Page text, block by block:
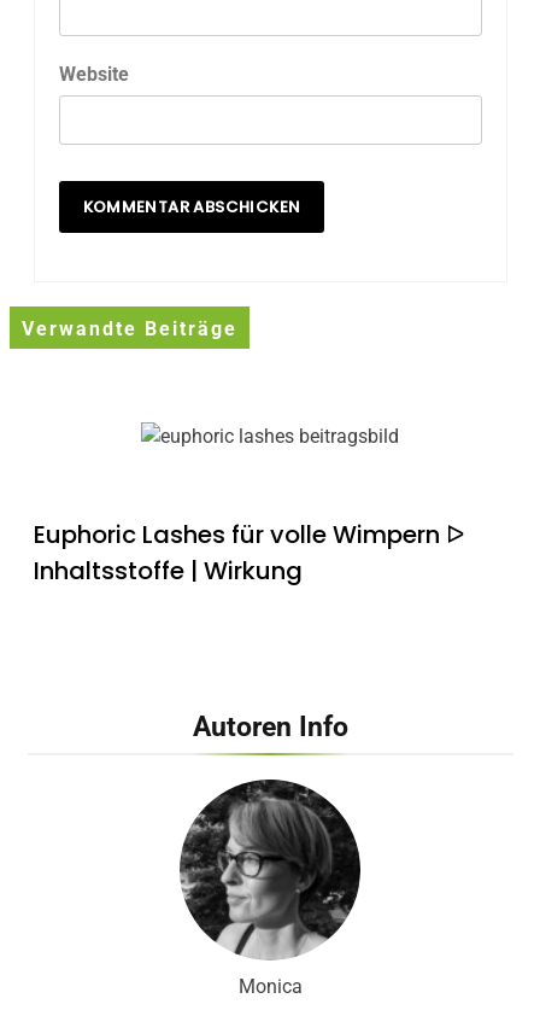
Website
Verwandte Beiträge
Euphoric Lashes für volle Wimpern ᐅ
Inhaltsstoffe | Wirkung
KUNDEN WARNEN! ᐅ Luma Glide
Rasierer Erfahrungen zeigen…
Autoren Info
Monica